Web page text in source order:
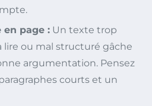
en page : Un texte trop
lire ou mal structuré gâche
argumentation. Pensez
courts et un